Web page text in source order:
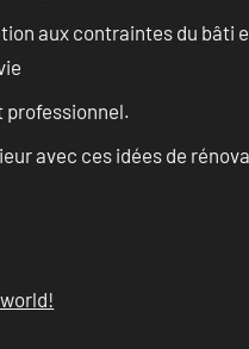
aux contraintes du
professionnel.
avec ces idées de